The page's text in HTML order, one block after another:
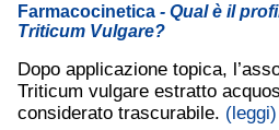
Farmacocinetica - Qual è il
Triticum Vulgare?
Dopo applicazione topica,
Triticum vulgare estratto
considerato trascurabile. (leggi)